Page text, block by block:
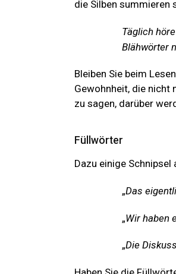
die Silben summieren
Täglich
Blähwörter
Bleiben Sie beim
Gewohnheit, die nicht
zu sagen, darüber
Füllwörter
Dazu einige Schnipsel
„Das
„Wir haben
„Die